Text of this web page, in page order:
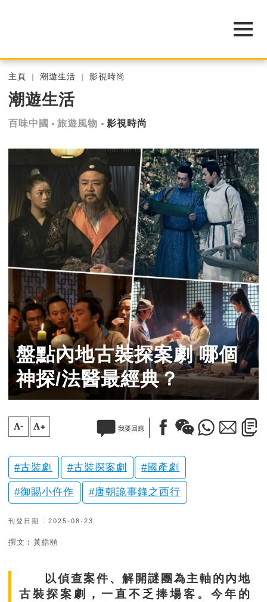
主頁 潮遊生活 影視時尚
潮遊生活
百味中國 旅遊風物 影視時尚
盤點內地古裝探案劇 哪個
神探/法醫最經典？
A- A+ 我要回應
古裝劇 古裝探案劇 國產劇
御賜小仵作 唐朝詭事錄之西行
刊登日期 : 2025-08-23
撰文︰黃皓頤
以偵查案件、解開謎團為主軸的內地
古裝探案劇，一直不乏捧場客。今年的